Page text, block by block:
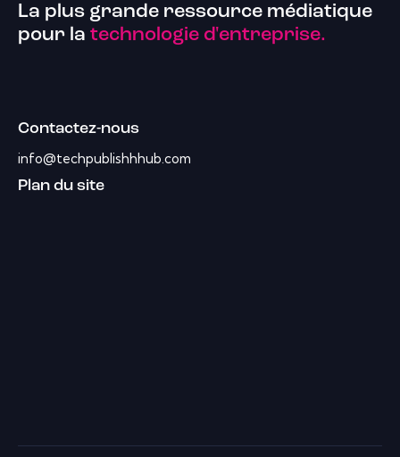
La plus grande ressource médiatique
pour la technologie d'entreprise.
Contactez-nous
info@techpublishhhub.com
Plan du site